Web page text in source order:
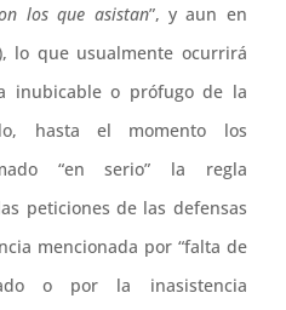
los que asistan”, y aun en
lo que usualmente ocurrirá
inubicable o prófugo de la
hasta el momento los
“en serio” la regla
peticiones de las defensas
mencionada por “falta de
o por la inasistencia